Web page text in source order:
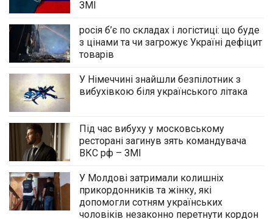
ЗМІ
росія б’є по складах і логістиці: що буде
з цінами та чи загрожує Україні дефіцит
товарів
У Німеччині знайшли безпілотник з
вибухівкою біля українського літака
Під час вибуху у московському
ресторані загинув зять командувача
ВКС рф – ЗМІ
У Молдові затримали колишніх
прикордонників та жінку, які
допомогли сотням українських
чоловіків незаконно перетнути кордон